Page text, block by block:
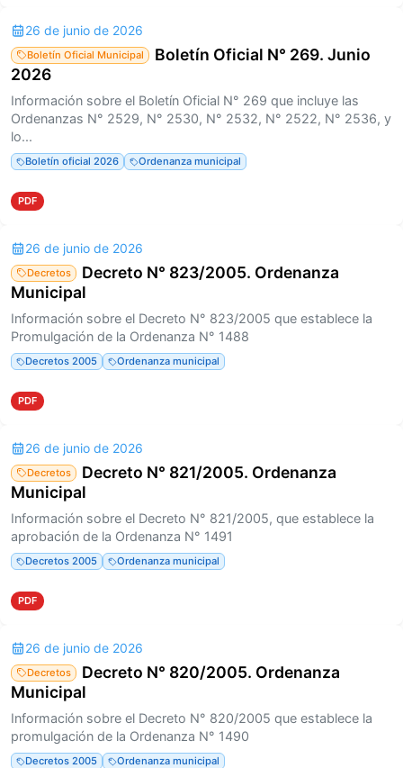
26 de junio de 2026
Boletín Oficial Municipal
Boletín Oficial N° 269. Junio
2026
Información sobre el Boletín Oficial N° 269 que incluye las
Ordenanzas N° 2529, N° 2530, N° 2532, N° 2522, N° 2536, y
lo...
Boletín oficial 2026 Ordenanza municipal
PDF
26 de junio de 2026
Decretos
Decreto N° 823/2005. Ordenanza
Municipal
Información sobre el Decreto N° 823/2005 que establece la
Promulgación de la Ordenanza N° 1488
Decretos 2005 Ordenanza municipal
PDF
26 de junio de 2026
Decretos
Decreto N° 821/2005. Ordenanza
Municipal
Información sobre el Decreto N° 821/2005, que establece la
aprobación de la Ordenanza N° 1491
Decretos 2005 Ordenanza municipal
PDF
26 de junio de 2026
Decretos
Decreto N° 820/2005. Ordenanza
Municipal
Información sobre el Decreto N° 820/2005 que establece la
promulgación de la Ordenanza N° 1490
Decretos 2005 Ordenanza municipal